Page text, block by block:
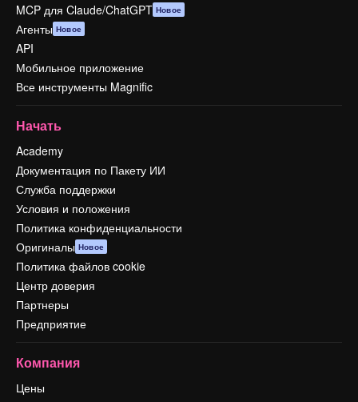
MCP для Claude/ChatGPT Новое
Агенты Новое
API
Мобильное приложение
Все инструменты Magnific
Начать
Academy
Документация по Пакету ИИ
Служба поддержки
Условия и положения
Политика конфиденциальности
Оригиналы Новое
Политика файлов cookie
Центр доверия
Партнеры
Предприятие
Компания
Цены